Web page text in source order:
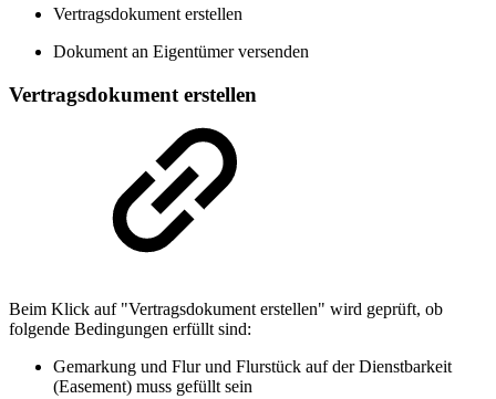
Vertragsdokument erstellen
Dokument an Eigentümer versenden
Vertragsdokument erstellen
Beim Klick auf "Vertragsdokument erstellen" wird geprüft, ob
folgende Bedingungen erfüllt sind:
Gemarkung und Flur und Flurstück auf der Dienstbarkeit
(Easement) muss gefüllt sein